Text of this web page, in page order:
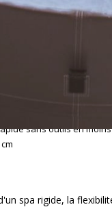
profond et élégant
mousse rigide haute
amovible (filtration,
sans outils en
spa rigide, la